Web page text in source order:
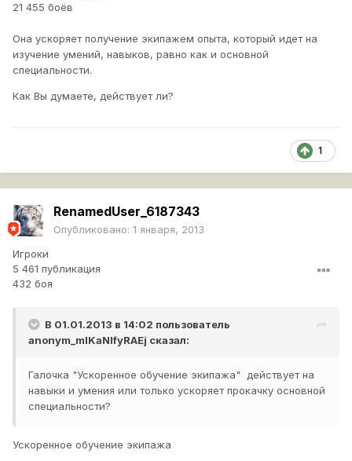
21 455 боёв
Она ускоряет получение экипажем опыта, который идет на
изучение умений, навыков, равно как и основной
специальности.
Как Вы думаете, действует ли?
1
RenamedUser_6187343
Опубликовано: 1 января, 2013
Игроки
5 461 публикация
432 боя
В 01.01.2013 в 14:02 пользователь
anonym_mlKaNIfyRAEj сказал:
Галочка "Ускоренное обучение экипажа" действует на
навыки и умения или только ускоряет прокачку основной
специальности?
Ускоренное обучение экипажа